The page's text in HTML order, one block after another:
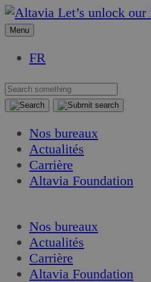
Aller
au
Aller
au
Let’s unlock
Menu
FR
Nos bureaux
Actualités
Carrière
Altavia Foundation
Nos bureaux
Actualités
Carrière
Altavia Foundation